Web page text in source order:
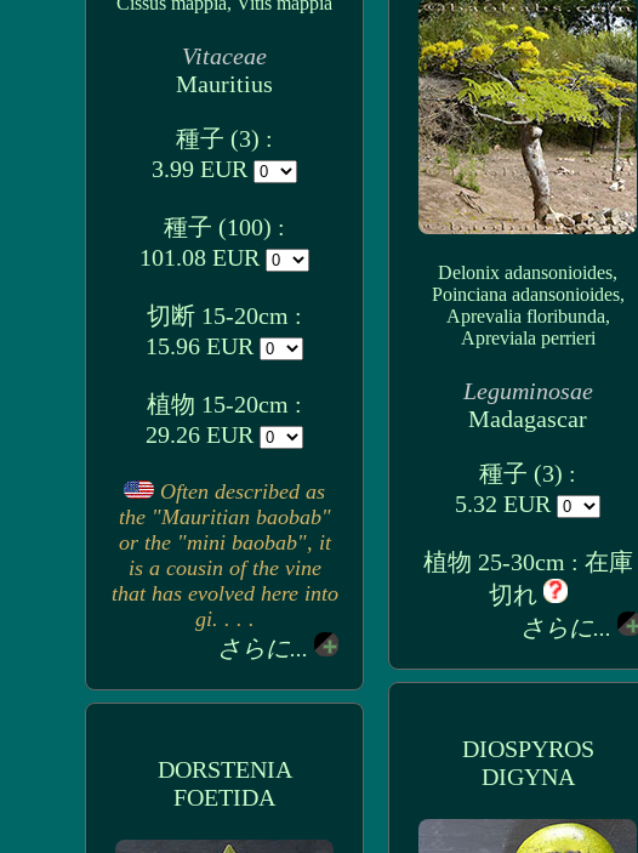
Vitaceae
Mauritius
種子 (3) :
3.99 EUR
種子 (100) :
101.08 EUR
切断 15-20cm :
15.96 EUR
植物 15-20cm :
29.26 EUR
Often described as
the "Mauritian baobab"
or the "mini baobab", it
is a cousin of the vine
that has evolved here into
gi. . . .
さらに...
Delonix adansonioides,
Poinciana adansonioides,
Aprevalia floribunda,
Apreviala perrieri
Leguminosae
Madagascar
種子 (3) :
5.32 EUR
植物 25-30cm : 在庫
切れ
さらに...
DIOSPYROS
DIGYNA
DORSTENIA
FOETIDA